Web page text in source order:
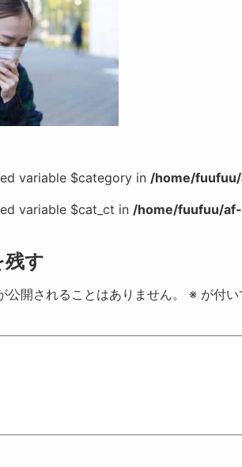
variable $category in /home/
variable $cat_ct in /home/fuufuu/
残す
公開されることはありません。 ※ が付